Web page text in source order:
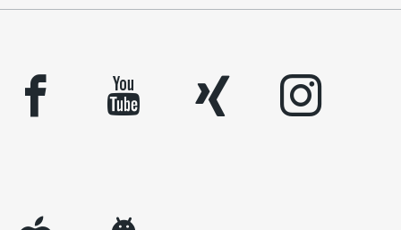
facebook youtube xing instagram